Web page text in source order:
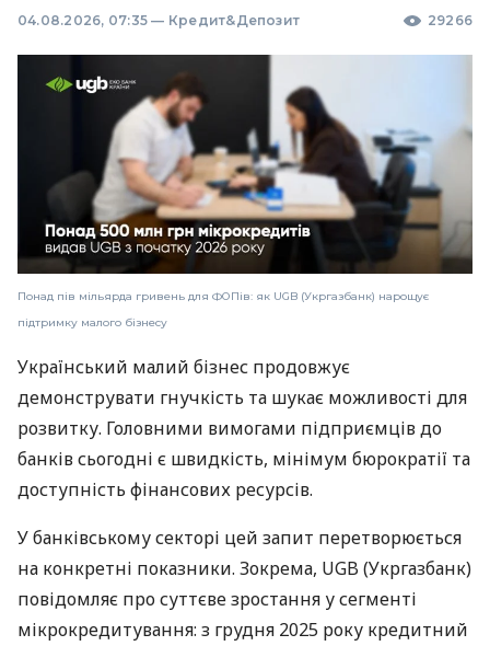
04.08.2026, 07:35 — Кредит&Депозит 29266
Понад пів мільярда гривень для ФОПів: як UGB (Укргазбанк) нарощує
підтримку малого бізнесу
Український малий бізнес продовжує
демонструвати гнучкість та шукає можливості для
розвитку. Головними вимогами підприємців до
банків сьогодні є швидкість, мінімум бюрократії та
доступність фінансових ресурсів.
У банківському секторі цей запит перетворюється
на конкретні показники. Зокрема, UGB (Укргазбанк)
повідомляє про суттєве зростання у сегменті
мікрокредитування: з грудня 2025 року кредитний